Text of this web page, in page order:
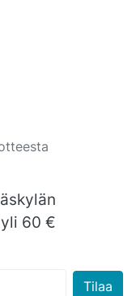
60 €